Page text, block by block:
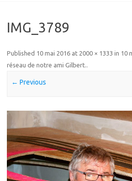
IMG_3789
Published 10 mai 2016 at 2000 × 1333 in 10
réseau de notre ami Gilbert.
← Previous